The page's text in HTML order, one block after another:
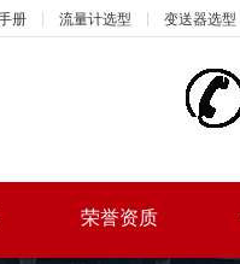
册 流量计选型 变送器选型
荣誉资质